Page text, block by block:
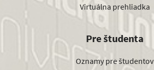
Virtuálna prehliadka
Pre študenta
Oznamy pre študentov